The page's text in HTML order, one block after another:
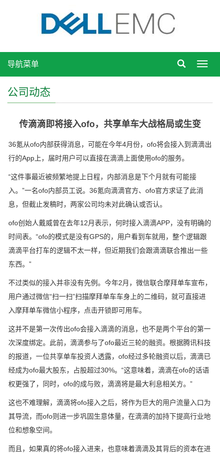
导航菜单
公司动态
传滴滴即将接入ofo，共享单车大战格局或生变
36氪从ofo内部获得消息，可能在今年4月份，ofo将会接入到滴滴出
行的App上，届时用户可以直接在滴滴上面使用ofo的服务。
“这件事最近被频繁地提上日程，内部消息是下个月就有可能接
入。”一名ofo内部员工说。36氪向滴滴官方、ofo官方求证了此消
息，但截止发稿时，两家公司均未对此确认或否认。
ofo创始人戴威曾在去年12月表示，何时接入滴滴APP，没有明确的
时间表。“ofo的模式是没有GPS的，用户看到车就用，整个逻辑跟
滴滴平台打车的逻辑不太一样，但近期我们会跟滴滴联合推出一些
东西。”
不过类似的接入并非没有先例。今年2月，微信联合摩拜单车宣布，
用户通过微信“扫一扫”扫描摩拜单车车身上的二维码，就可直接进
入摩拜单车微信小程序，点击开锁即可用车。
这并不是第一次传出ofo会接入滴滴的消息，也不是两个平台的第一
次深度绑定。此前，滴滴参与了ofo最近三轮的融资。根据腾讯科技
的报道，一位共享单车投资人透露，ofo经过多轮融资以后，滴滴已
经成为ofo最大股东，占股超过30%。“这意味着，滴滴在ofo的话语
权更强了，同时，ofo的成与败，滴滴将是最大利息相关方。”
这也不难理解，滴滴将ofo接入之后，将作为巨大的用户流量入口为
其导流，而ofo则进一步巩固生意体量，在滴滴的加持下提高行业地
位和想象空间。
而且，如果真的将ofo接入进来，也意味着滴滴及其背后的资本在进